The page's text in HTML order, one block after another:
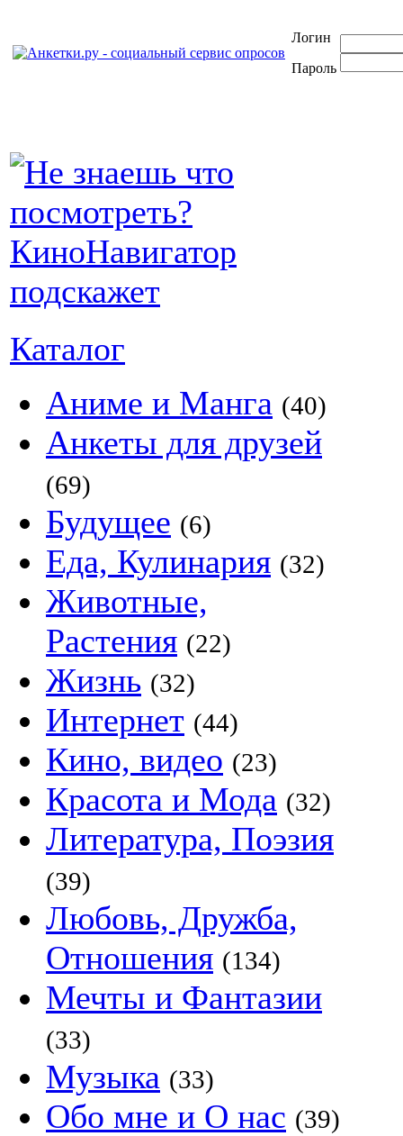
Логин
Пароль
Каталог
Аниме и Манга (40)
Анкеты для друзей
(69)
Будущее (6)
Еда, Кулинария (32)
Животные,
Растения (22)
Жизнь (32)
Интернет (44)
Кино, видео (23)
Красота и Мода (32)
Литература, Поэзия
(39)
Любовь, Дружба,
Отношения (134)
Мечты и Фантазии
(33)
Музыка (33)
Обо мне и О нас (39)